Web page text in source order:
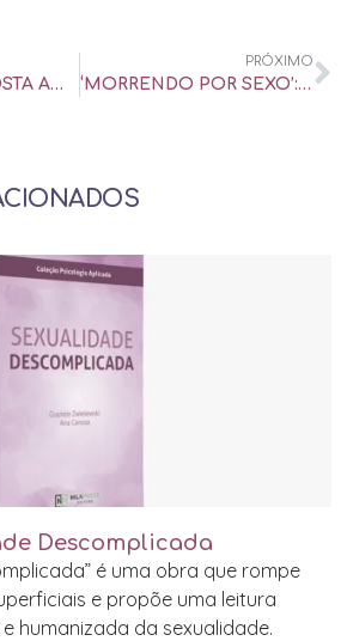
FINGE TESÃO, POSTA AMOR, EDITA O CORPO: QUANDO FOI QUE ISSO VIROU NORMAL? – UOL UNIVERSA
PRÓXIMO
‘MORRENDO POR SEXO’: COMO O PRAZER TAMBÉM PODE SER UM ATO DE SOBREVIVÊNCIA – UOL UNIVERSA
Descomplicada
é uma obra que rompe
e propõe uma leitura
humanizada da sexualidade.